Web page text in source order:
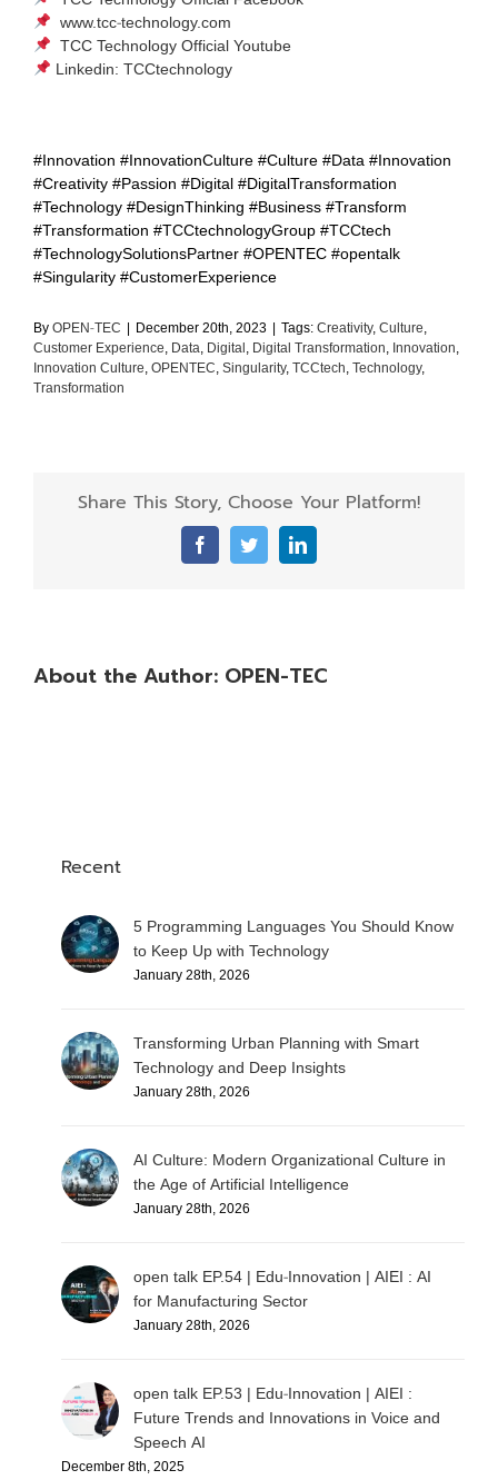
www.tcc-technology.com
TCC Technology Official Youtube
Linkedin: TCCtechnology
#Innovation #InnovationCulture #Culture #Data #Innovation
#Creativity #Passion #Digital #DigitalTransformation
#Technology #DesignThinking #Business #Transform
#Transformation #TCCtechnologyGroup #TCCtech
#TechnologySolutionsPartner #OPENTEC #opentalk
#Singularity #CustomerExperience
ByOPEN-TEC | December 20th, 2023 | Tags:Creativity,Culture,
Customer Experience, Data, Digital, Digital Transformation, Innovation,
Innovation Culture,OPENTEC,Singularity,TCCtech,Technology,
Transformation
Share This Story, Choose Your Platform!
FacebookTwitterLinkedIn
About the Author: OPEN-TEC
Recent
5 Programming Languages You Should Know
to Keep Up with Technology
January 28th, 2026
Transforming Urban Planning with Smart
Technology and Deep Insights
January 28th, 2026
AI Culture: Modern Organizational Culture in
the Age of Artificial Intelligence
January 28th, 2026
open talk EP.54 | Edu-Innovation | AIEI : AI
for Manufacturing Sector
January 28th, 2026
open talk EP.53 | Edu-Innovation | AIEI :
Future Trends and Innovations in Voice and
Speech AI
December 8th, 2025